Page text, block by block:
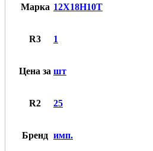
Марка 12Х18Н10Т
R3 1
Цена за шт
R2 25
Бренд имп.